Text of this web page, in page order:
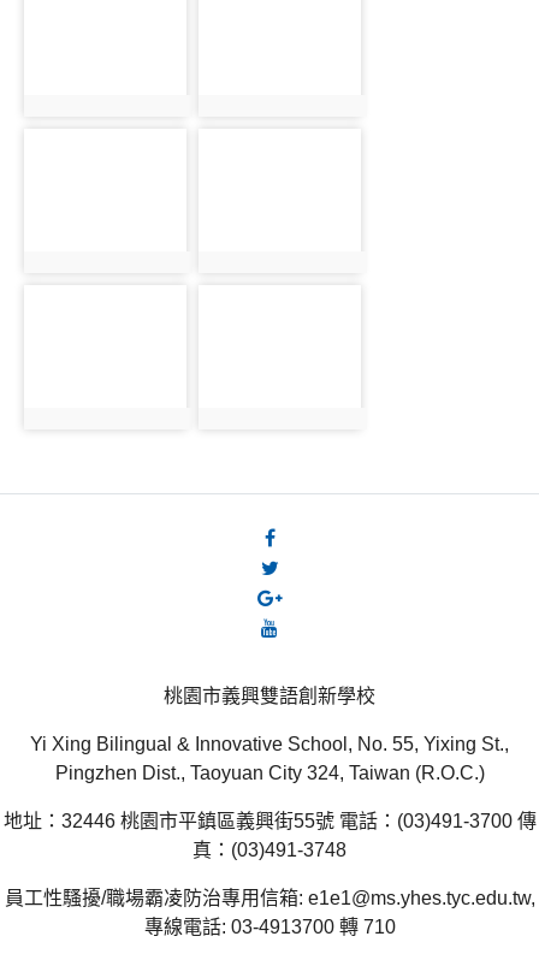
桃園市義興雙語創新學校
Yi Xing Bilingual & Innovative School, No. 55, Yixing St.,
Pingzhen Dist., Taoyuan City 324, Taiwan (R.O.C.)
地址：32446 桃園市平鎮區義興街55號 電話：(03)491-3700 傳
真：(03)491-3748
員工性騷擾/職場霸凌防治專用信箱: e1e1@ms.yhes.tyc.edu.tw,
專線電話: 03-4913700 轉 710